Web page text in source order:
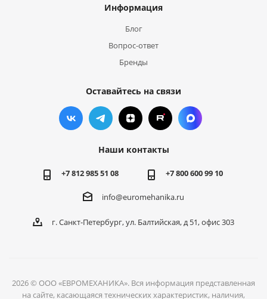
Информация
Блог
Вопрос-ответ
Бренды
Оставайтесь на связи
Наши контакты
+7 812 985 51 08 +7 800 600 99 10
info@euromehanika.ru
г. Санкт-Петербург, ул. Балтийская, д 51, офис 303
2026 © ООО «ЕВРОМЕХАНИКА». Вся информация представленная
на сайте, касающаяся технических характеристик, наличия,